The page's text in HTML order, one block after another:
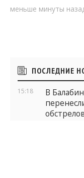
меньше минуты
Боковые
виджеты
ПОСЛЕДНИЕ
15:18
В